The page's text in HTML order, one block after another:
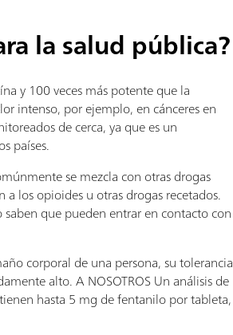
la salud pública?
y 100 veces más potente que la
intenso, por ejemplo, en cánceres en
de cerca, ya que es un
países.
se mezcla con otras drogas
los opioides u otras drogas recetados.
que pueden entrar en contacto con
corporal de una persona, su tolerancia
alto. A NOSOTROS Un análisis de
hasta 5 mg de fentanilo por tableta,